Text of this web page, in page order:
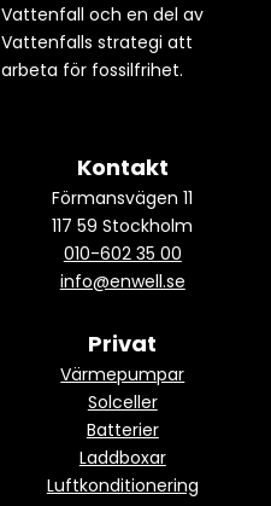
Vattenfall och en del av
Vattenfalls strategi att
arbeta för fossilfrihet.
Kontakt
Förmansvägen 11
117 59 Stockholm
010-602 35 00
info@enwell.se
Privat
Värmepumpar
Solceller
Batterier
Laddboxar
Luftkonditionering